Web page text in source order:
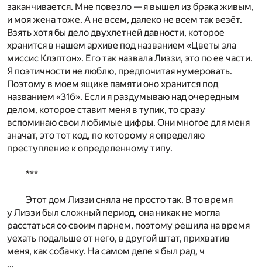
заканчивается. Мне повезло — я вышел из брака живым,
и моя жена тоже. А не всем, далеко не всем так везёт.
Взять хотя бы дело двухлетней давности, которое
хранится в нашем архиве под названием «Цветы зла
миссис Клэптон». Его так назвала Лиззи, это по ее части.
Я поэтичности не люблю, предпочитая нумеровать.
Поэтому в моем ящике памяти оно хранится под
названием «316». Если я раздумываю над очередным
делом, которое ставит меня в тупик, то сразу
вспоминаю свои любимые цифры. Они многое для меня
значат, это тот код, по которому я определяю
преступление к определенному типу.
***
Этот дом Лиззи сняла не просто так. В то время
у Лиззи был сложный период, она никак не могла
расстаться со своим парнем, поэтому решила на время
уехать подальше от него, в другой штат, прихватив
меня, как собачку. На самом деле я был рад, ч
...